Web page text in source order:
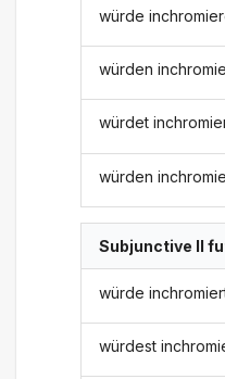
würde
würden
würdet
würden
Subjunctive II
würde
würdest